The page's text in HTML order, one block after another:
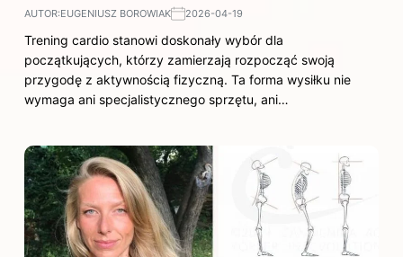
AUTOR:EUGENIUSZ BOROWIAK 2026-04-19
Trening cardio stanowi doskonały wybór dla
początkujących, którzy zamierzają rozpocząć swoją
przygodę z aktywnością fizyczną. Ta forma wysiłku nie
wymaga ani specjalistycznego sprzętu, ani…